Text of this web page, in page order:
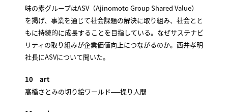
味の素グループはASV（Ajinomoto Group Shared Value）
を掲げ、事業を通じて社会課題の解決に取り組み、社会とと
もに持続的に成長することを目指している。なぜサステナビ
リティの取り組みが企業価値向上につながるのか。西井孝明
社長にASVについて聞いた。
10 art
高橋さとみの切り絵ワールド──操り人間